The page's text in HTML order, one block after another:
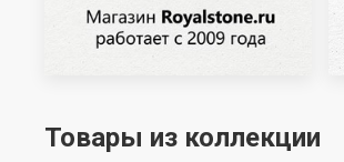
Товары из коллекции